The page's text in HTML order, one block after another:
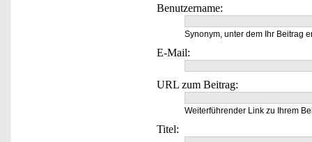
Benutzername:
Synonym, unter dem Ihr Beitrag
E-Mail:
URL zum Beitrag:
Weiterführender Link zu Ihrem
Titel: